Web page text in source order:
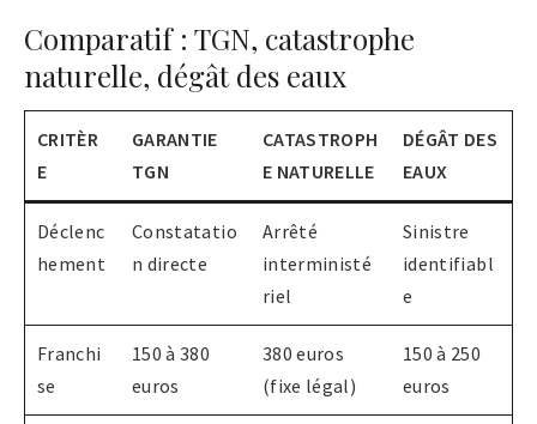
Comparatif : TGN, catastrophe
naturelle, dégât des eaux
CRITÈR
E
GARANTIE
TGN
CATASTROPH
E NATURELLE
DÉGÂT DES
EAUX
Déclenc
hement
Constatatio
n directe
Arrêté
interministé
riel
Sinistre
identifiabl
e
Franchi
se
150 à 380
euros
380 euros
(fixe légal)
150 à 250
euros